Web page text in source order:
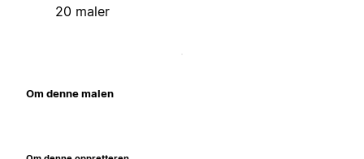
20 maler
Om denne malen